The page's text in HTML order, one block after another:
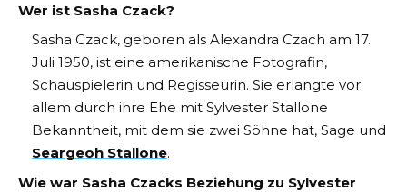
Wer ist Sasha Czack?
Sasha Czack, geboren als Alexandra Czach am 17.
Juli 1950, ist eine amerikanische Fotografin,
Schauspielerin und Regisseurin. Sie erlangte vor
allem durch ihre Ehe mit Sylvester Stallone
Bekanntheit, mit dem sie zwei Söhne hat, Sage und
Seargeoh Stallone.
Wie war Sasha Czacks Beziehung zu Sylvester